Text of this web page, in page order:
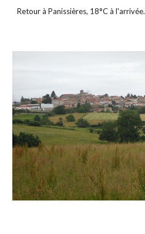
Retour à Panissières, 18°C à l'arrivée.